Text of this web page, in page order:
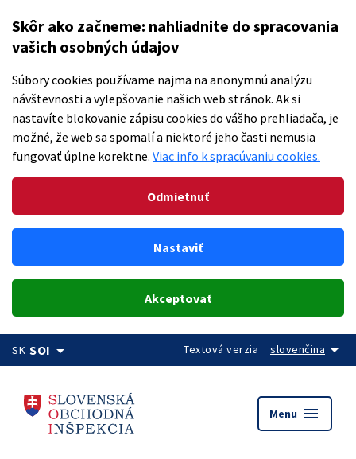
Skôr ako začneme: nahliadnite do spracovania
vašich osobných údajov
Súbory cookies používame najmä na anonymnú analýzu
návštevnosti a vylepšovanie našich web stránok. Ak si
nastavíte blokovanie zápisu cookies do vášho prehliadača, je
možné, že web sa spomalí a niektoré jeho časti nemusia
fungovať úplne korektne. Viac info k spracúvaniu cookies.
Odmietnuť
Nastaviť
Akceptovať
SK SOIarrow_drop_down Textová verzia slovenčina arrow_drop_down
Menu menu